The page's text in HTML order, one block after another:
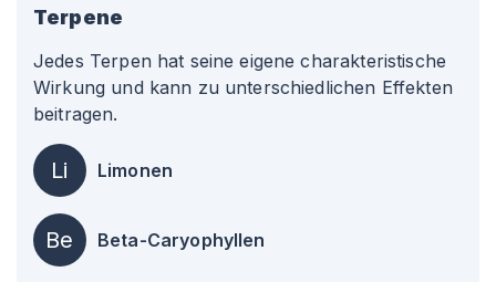
Terpene
Jedes Terpen hat seine eigene charakteristische
Wirkung und kann zu unterschiedlichen Effekten
beitragen.
Li Limonen
Be Beta-Caryophyllen